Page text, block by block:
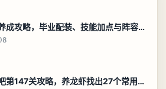
异环白藏养成攻略，毕业配装、技能加点与阵容搭配保姆级解析
聪明开局吧第147关攻略，养龙虾找出27个常用字通关答案